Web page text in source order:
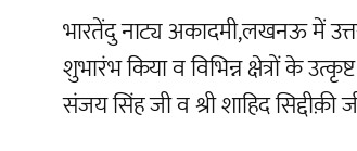
भारतेंदु नाट्य अकादमी,लखनऊ में
शुभारंभ किया व विभिन्न क्षेत्रों के
संजय सिंह जी व श्री शाहिद